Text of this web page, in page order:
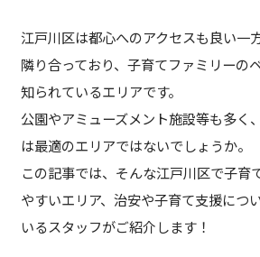
江戸川区は都心へのアクセスも良い一
隣り合っており、子育てファミリーの
知られているエリアです。
公園やアミューズメント施設等も多く
は最適のエリアではないでしょうか。
この記事では、そんな江戸川区で子育
やすいエリア、治安や子育て支援につ
いるスタッフがご紹介します！